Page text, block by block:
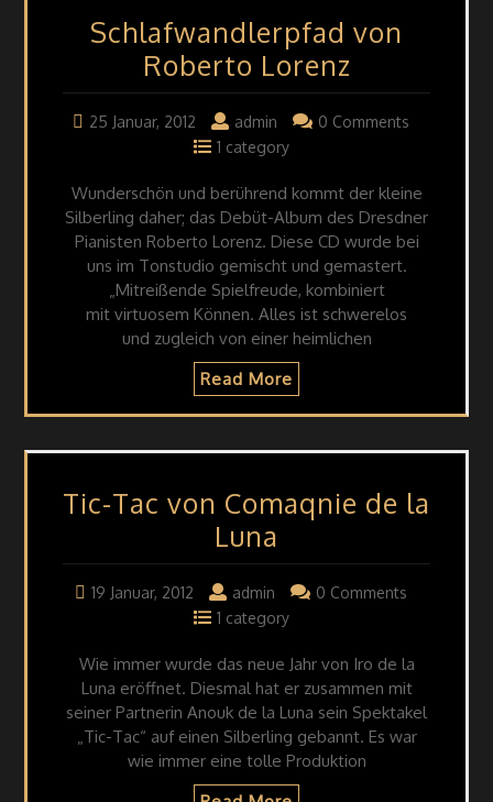
Schlafwandlerpfad von
Roberto Lorenz
25 Januar, 2012 admin
0 Comments
1 category
Wunderschön und berührend kommt der kleine
Silberling daher; das Debüt-Album des Dresdner
Pianisten Roberto Lorenz. Diese CD wurde bei
uns im Tonstudio gemischt und gemastert.
„Mitreißende Spielfreude, kombiniert
mit virtuosem Können. Alles ist schwerelos
und zugleich von einer heimlichen
Read More
Tic-Tac von Comaqnie de la
Luna
19 Januar, 2012 admin
0 Comments
1 category
Wie immer wurde das neue Jahr von Iro de la
Luna eröffnet. Diesmal hat er zusammen mit
seiner Partnerin Anouk de la Luna sein Spektakel
„Tic-Tac“ auf einen Silberling gebannt. Es war
wie immer eine tolle Produktion